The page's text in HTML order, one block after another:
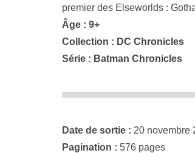
premier des Elseworlds :
Âge : 9+
Collection : DC Chronicles
Série : Batman Chronicles
Date de sortie : 20 novembre
Pagination : 576 pages